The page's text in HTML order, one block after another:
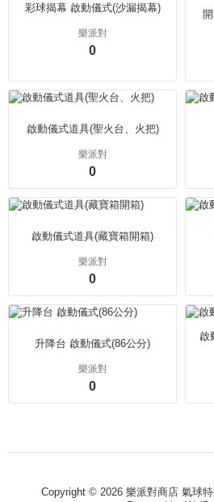
彩球揭幕 啟動儀式(沙漏揭幕)
樂派對
0
啟動儀式道具(聖火台、火把)
樂派對
0
啟動儀式道具(藏寶箱開箱)
樂派對
0
升降台 啟動儀式(86公分)
樂派對
0
啟
Copyright © 2026 樂派對商店 氣球